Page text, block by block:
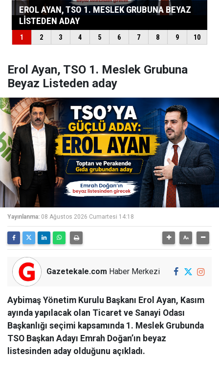
Erol Ayan, TSO 1. Meslek Grubuna
Beyaz Listeden aday
Yayınlanma: 08 Ağustos 2026 Cumartesi 14:18
Gazetekale.com Haber Merkezi
Aybimaş Yönetim Kurulu Başkanı Erol Ayan, Kasım
ayında yapılacak olan Ticaret ve Sanayi Odası
Başkanlığı seçimi kapsamında 1. Meslek Grubunda
TSO Başkan Adayı Emrah Doğan’ın beyaz
listesinden aday olduğunu açıkladı.